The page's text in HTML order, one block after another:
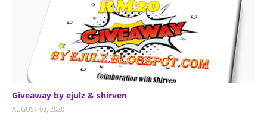
Giveaway by ejulz & shirven
AUGUST 03, 2020